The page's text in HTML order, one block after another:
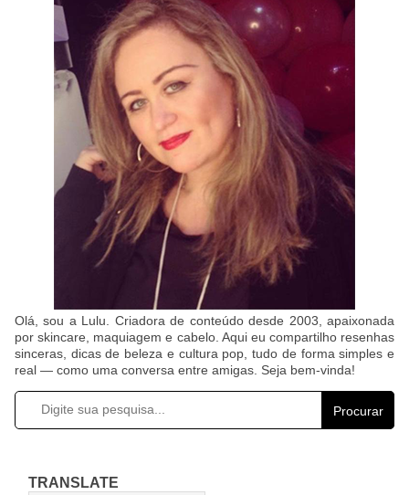
Olá, sou a Lulu. Criadora de conteúdo desde 2003, apaixonada
por skincare, maquiagem e cabelo. Aqui eu compartilho resenhas
sinceras, dicas de beleza e cultura pop, tudo de forma simples e
real — como uma conversa entre amigas. Seja bem-vinda!
Procurar
TRANSLATE